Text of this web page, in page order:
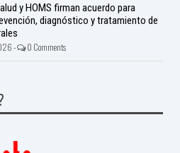
y HOMS firman acuerdo para
diagnóstico y tratamiento de
- 0 Comments